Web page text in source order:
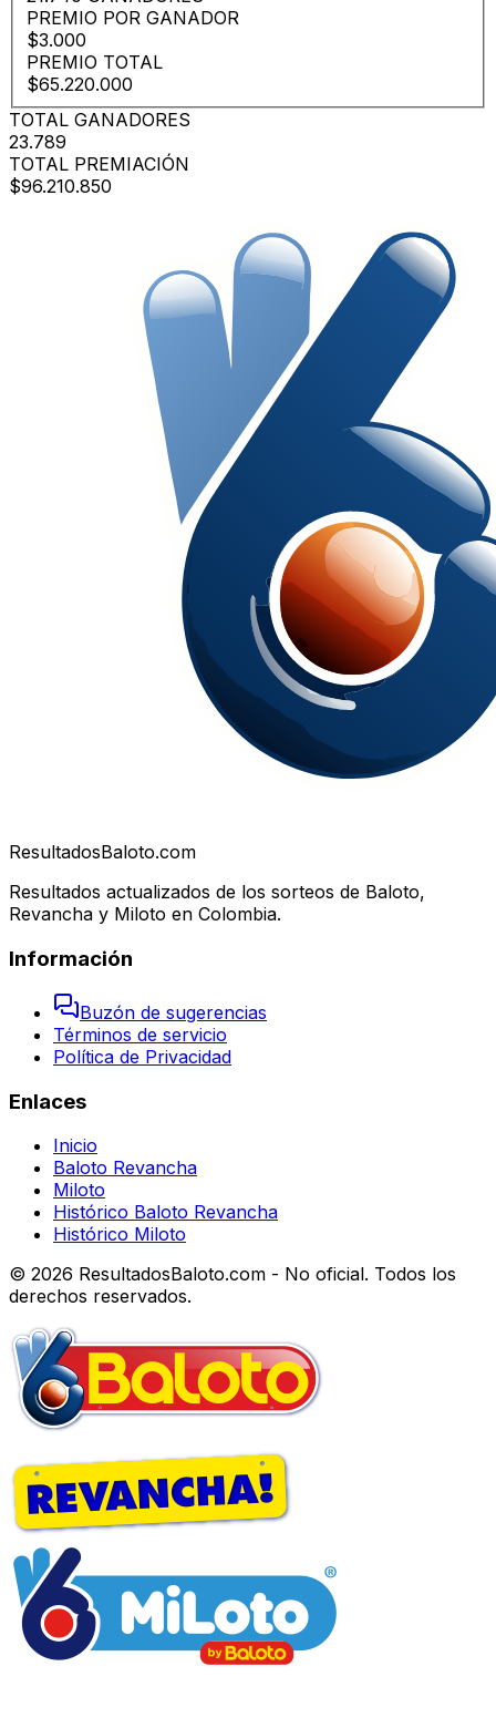
PREMIO POR GANADOR
$3.000
PREMIO TOTAL
$65.220.000
TOTAL GANADORES
23.789
TOTAL PREMIACIÓN
$96.210.850
ResultadosBaloto.com
Resultados actualizados de los sorteos de Baloto,
Revancha y Miloto en Colombia.
Información
Buzón de sugerencias
Términos de servicio
Política de Privacidad
Enlaces
Inicio
Baloto Revancha
Miloto
Histórico Baloto Revancha
Histórico Miloto
© 2026 ResultadosBaloto.com - No oficial. Todos los
derechos reservados.